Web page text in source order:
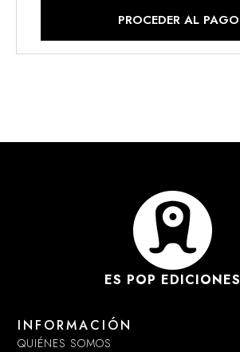
PROCEDER AL PAGO
ES POP EDICIONES
INFORMACIÓN
QUIÉNES SOMOS